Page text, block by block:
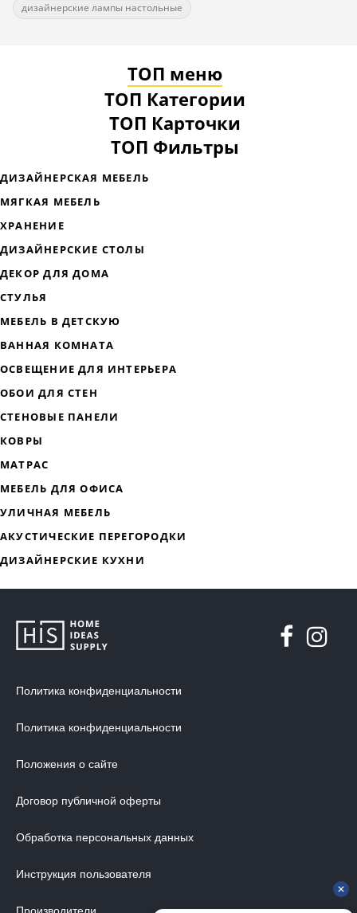
дизайнерские лампы настольные
ТОП меню
ТОП Категории
ТОП Карточки
ТОП Фильтры
МЯГКАЯ МЕБЕЛЬ
ДИЗАЙНЕРСКИЕ СТОЛЫ
МЕБЕЛЬ В ДЕТСКУЮ
ВАННАЯ КОМНАТА
СТЕНОВЫЕ ПАНЕЛИ
КОВРЫ
Политика конфиденциальности
Политика конфиденциальности
Положения о сайте
Договор публичной оферты
Обработка персональных данных
Инструкция пользователя